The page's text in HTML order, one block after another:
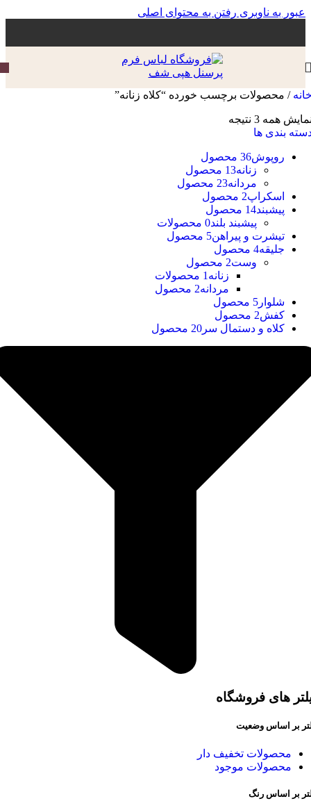
عبور به ناوبری رفتن به محتوای اصلی
/ محصولات برچسب خورده “کلاه زنانه”
همه 3 نتیجه
بندی ها
روپوش36 محصول
زنانه13 محصول
مردانه23 محصول
اسکراپ2 محصول
پیشبند14 محصول
پیشبند بلند0 محصولات
تیشرت و پیراهن5 محصول
جلیقه4 محصول
وست2 محصول
زنانه 1 محصولات
مردانه2 محصول
شلوار 5 محصول
کفش2 محصول
کلاه و دستمال سر 20 محصول
های فروشگاه
بر اساس وضعیت
محصولات تخفیف دار
محصولات موجود
بر اساس رنگ